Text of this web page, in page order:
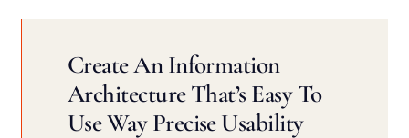
Create An Information
Architecture That’s Easy To
Use Way Precise Usability